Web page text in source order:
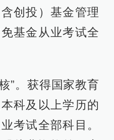
创投）基金管理
基金从业考试全
”。获得国家教育
科及以上学历的
考试全部科目。